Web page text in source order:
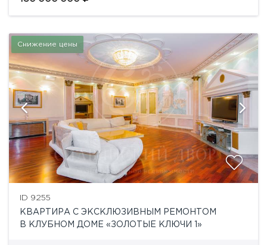
Снижение цены
ID 9255
КВАРТИРА С ЭКСКЛЮЗИВНЫМ РЕМОНТОМ
В КЛУБНОМ ДОМЕ «ЗОЛОТЫЕ КЛЮЧИ 1»